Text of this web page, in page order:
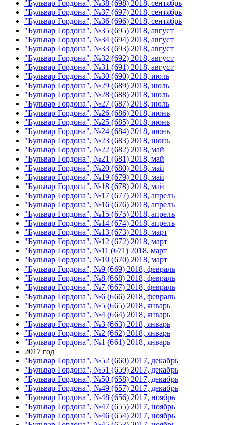
"Бульвар Гордона", №38 (698) 2018, сентябрь
"Бульвар Гордона", №37 (697) 2018, сентябрь
"Бульвар Гордона", №36 (696) 2018, сентябрь
"Бульвар Гордона", №35 (695) 2018, август
"Бульвар Гордона", №34 (694) 2018, август
"Бульвар Гордона", №33 (693) 2018, август
"Бульвар Гордона", №32 (692) 2018, август
"Бульвар Гордона", №31 (691) 2018, август
"Бульвар Гордона", №30 (690) 2018, июль
"Бульвар Гордона", №29 (689) 2018, июль
"Бульвар Гордона", №28 (688) 2018, июль
"Бульвар Гордона", №27 (687) 2018, июль
"Бульвар Гордона", №26 (686) 2018, июнь
"Бульвар Гордона", №25 (685) 2018, июнь
"Бульвар Гордона", №24 (684) 2018, июнь
"Бульвар Гордона", №23 (683) 2018, июнь
"Бульвар Гордона", №22 (682) 2018, май
"Бульвар Гордона", №21 (681) 2018, май
"Бульвар Гордона", №20 (680) 2018, май
"Бульвар Гордона", №19 (679) 2018, май
"Бульвар Гордона", №18 (678) 2018, май
"Бульвар Гордона", №17 (677) 2018, апрель
"Бульвар Гордона", №16 (676) 2018, апрель
"Бульвар Гордона", №15 (675) 2018, апрель
"Бульвар Гордона", №14 (674) 2018, апрель
"Бульвар Гордона", №13 (673) 2018, март
"Бульвар Гордона", №12 (672) 2018, март
"Бульвар Гордона", №11 (671) 2018, март
"Бульвар Гордона", №10 (670) 2018, март
"Бульвар Гордона", №9 (669) 2018, февраль
"Бульвар Гордона", №8 (668) 2018, февраль
"Бульвар Гордона", №7 (667) 2018, февраль
"Бульвар Гордона", №6 (666) 2018, февраль
"Бульвар Гордона", №5 (665) 2018, январь
"Бульвар Гордона", №4 (664) 2018, январь
"Бульвар Гордона", №3 (663) 2018, январь
"Бульвар Гордона", №2 (662) 2018, январь
"Бульвар Гордона", №1 (661) 2018, январь
2017 год
"Бульвар Гордона", №52 (660) 2017, декабрь
"Бульвар Гордона", №51 (659) 2017, декабрь
"Бульвар Гордона", №50 (658) 2017, декабрь
"Бульвар Гордона", №49 (657) 2017, декабрь
"Бульвар Гордона", №48 (656) 2017, ноябрь
"Бульвар Гордона", №47 (655) 2017, ноябрь
"Бульвар Гордона", №46 (654) 2017, ноябрь